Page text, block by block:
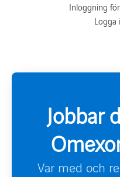
Inloggning
Logga
Jobbar
Var med och